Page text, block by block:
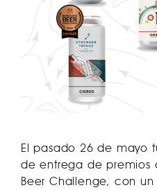
El pasado 26 de mayo
de entrega de premios
Beer Challenge, con